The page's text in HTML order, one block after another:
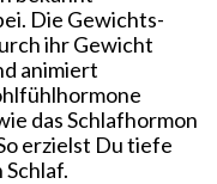
Die Gewichts-
ihr Gewicht
animiert
das Schlafhormon
erzielst Du tiefe